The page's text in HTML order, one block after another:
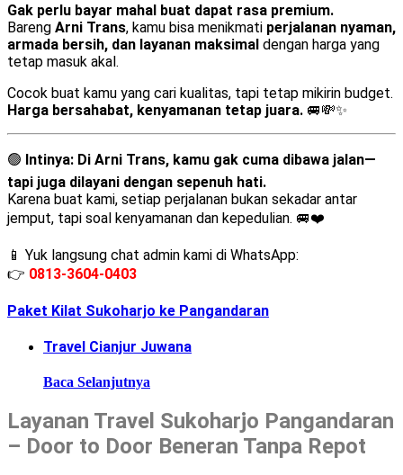
Gak perlu bayar mahal buat dapat rasa premium.
Bareng Arni Trans, kamu bisa menikmati perjalanan nyaman,
armada bersih, dan layanan maksimal dengan harga yang
tetap masuk akal.
Cocok buat kamu yang cari kualitas, tapi tetap mikirin budget.
Harga bersahabat, kenyamanan tetap juara. 🚐💸✨
🟢 Intinya: Di Arni Trans, kamu gak cuma dibawa jalan—
tapi juga dilayani dengan sepenuh hati.
Karena buat kami, setiap perjalanan bukan sekadar antar
jemput, tapi soal kenyamanan dan kepedulian. 🚐❤️
📱 Yuk langsung chat admin kami di WhatsApp:
👉 0813-3604-0403
Paket Kilat Sukoharjo ke Pangandaran
Travel Cianjur Juwana
Baca Selanjutnya
Layanan Travel Sukoharjo Pangandaran
– Door to Door Beneran Tanpa Repot